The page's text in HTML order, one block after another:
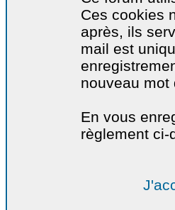
Ces cookies
après, ils
mail est
nouveau mot
En vous
règlement ci-